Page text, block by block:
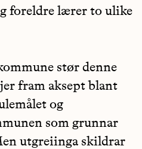
foreldre lærer to ulike
stør denne
fram aksept blant
og
som grunnar
utgreiinga skildrar